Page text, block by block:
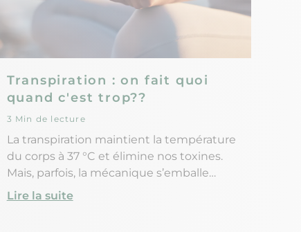
Transpiration : on fait quoi
quand c'est trop??
3 Min de lecture
La transpiration maintient la température
du corps à 37 °C et élimine nos toxines.
Mais, parfois, la mécanique s’emballe…
Lire la suite